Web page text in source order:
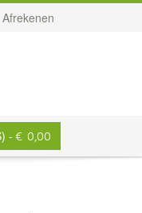
Afrekenen
-€ 0,00